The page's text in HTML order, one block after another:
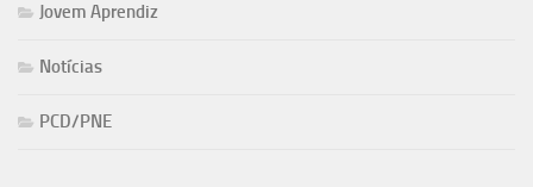
Jovem Aprendiz
Notícias
PCD/PNE